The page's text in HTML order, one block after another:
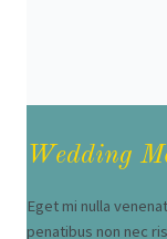
Wedding
Eget mi nulla
penatibus non nec